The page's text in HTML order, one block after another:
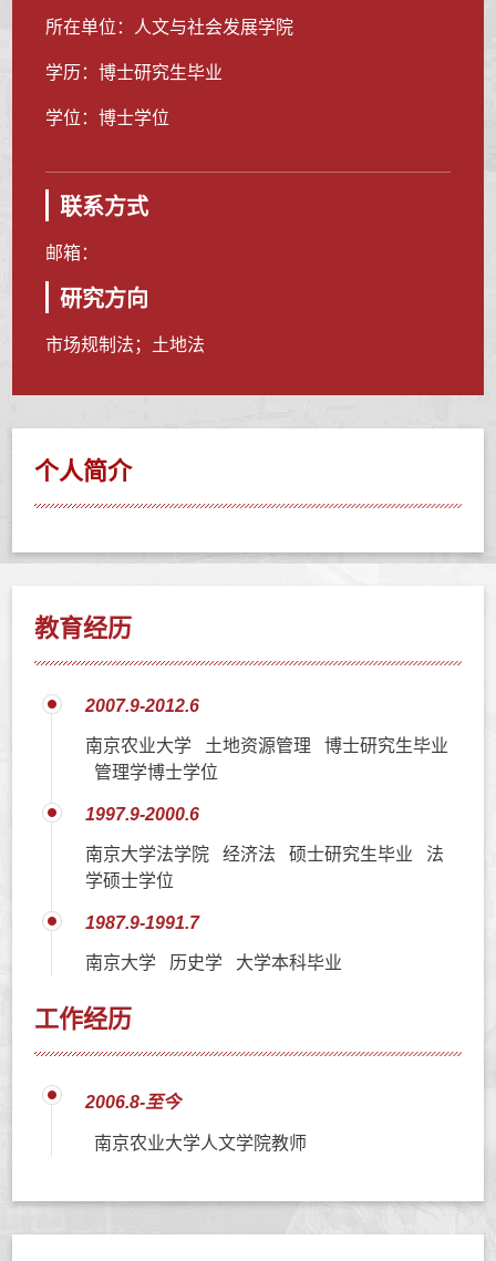
所在单位：人文与社会发展学院
学历：博士研究生毕业
学位：博士学位
联系方式
邮箱：
研究方向
市场规制法；土地法
个人简介
教育经历
2007.9-2012.6
南京农业大学 土地资源管理 博士研究生毕业
管理学博士学位
1997.9-2000.6
南京大学法学院 经济法 硕士研究生毕业 法
学硕士学位
1987.9-1991.7
南京大学 历史学 大学本科毕业
工作经历
2006.8-至今
南京农业大学人文学院教师